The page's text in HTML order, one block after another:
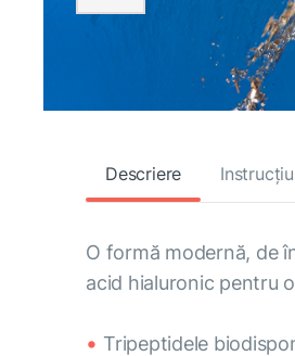
Descriere
O formă modernă, de
acid hialuronic pentru
Tripeptidele